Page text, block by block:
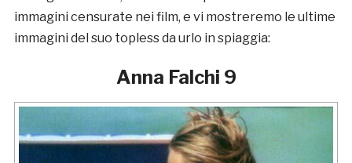
immagini censurate nei film, e vi mostreremo le ultime
immagini del suo topless da urlo in spiaggia:
Anna Falchi 9